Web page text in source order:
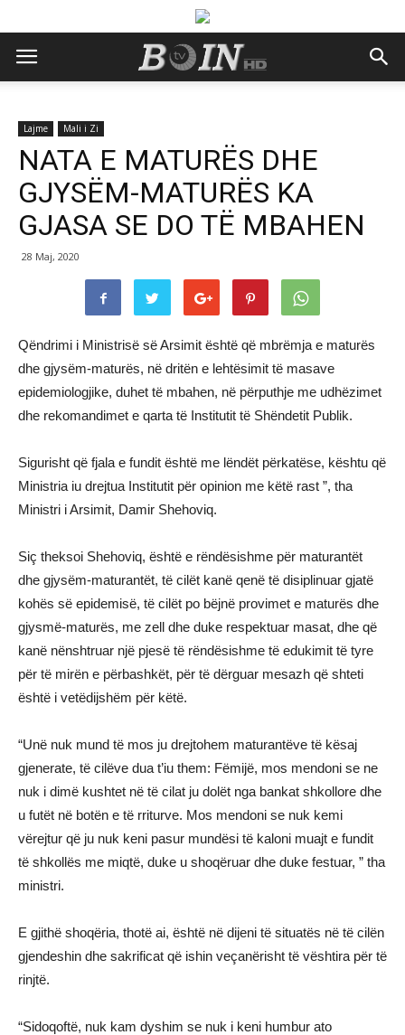
Lajme Mali i Zi
NATA E MATURËS DHE
GJYSËM-MATURËS KA
GJASA SE DO TË MBAHEN
28 Maj, 2020
Qëndrimi i Ministrisë së Arsimit është që mbrëmja e maturës
dhe gjysëm-maturës, në dritën e lehtësimit të masave
epidemiologjike, duhet të mbahen, në përputhje me udhëzimet
dhe rekomandimet e qarta të Institutit të Shëndetit Publik.
Sigurisht që fjala e fundit është me lëndët përkatëse, kështu që
Ministria iu drejtua Institutit për opinion me këtë rast ”, tha
Ministri i Arsimit, Damir Shehoviq.
Siç theksoi Shehoviq, është e rëndësishme për maturantët
dhe gjysëm-maturantët, të cilët kanë qenë të disiplinuar gjatë
kohës së epidemisë, të cilët po bëjnë provimet e maturës dhe
gjysmë-maturës, me zell dhe duke respektuar masat, dhe që
kanë nënshtruar një pjesë të rëndësishme të edukimit të tyre
për të mirën e përbashkët, për të dërguar mesazh që shteti
është i vetëdijshëm për këtë.
“Unë nuk mund të mos ju drejtohem maturantëve të kësaj
gjenerate, të cilëve dua t’iu them: Fëmijë, mos mendoni se ne
nuk i dimë kushtet në të cilat ju dolët nga bankat shkollore dhe
u futët në botën e të rriturve. Mos mendoni se nuk kemi
vërejtur që ju nuk keni pasur mundësi të kaloni muajt e fundit
të shkollës me miqtë, duke u shoqëruar dhe duke festuar, ” tha
ministri.
E gjithë shoqëria, thotë ai, është në dijeni të situatës në të cilën
gjendeshin dhe sakrificat që ishin veçanërisht të vështira për të
rinjtë.
“Sidoqoftë, nuk kam dyshim se nuk i keni humbur ato